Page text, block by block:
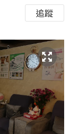
追蹤